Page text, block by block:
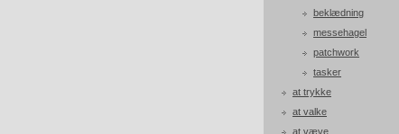
beklædning
messehagel
patchwork
tasker
at trykke
at valke
at væve